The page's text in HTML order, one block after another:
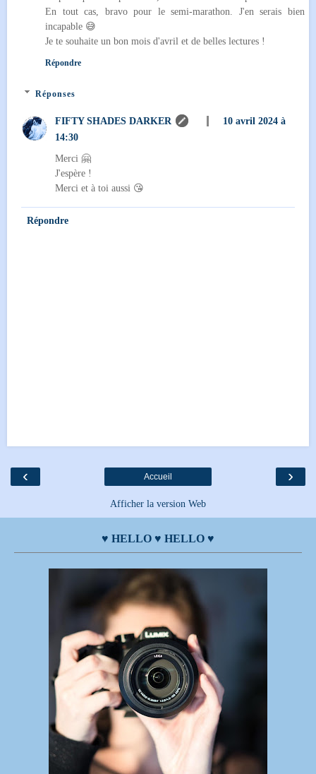
En tout cas, bravo pour le semi-marathon. J'en serais bien
incapable 😅
Je te souhaite un bon mois d'avril et de belles lectures !
Répondre
Réponses
FIFTY SHADES DARKER
10 avril 2024 à
14:30
Merci 🤗
J'espère !
Merci et à toi aussi 😘
Répondre
‹ ›
Accueil
Afficher la version Web
♥ HELLO ♥ HELLO ♥